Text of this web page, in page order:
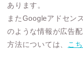
あります。
またGoogleアドセン
のような情報が広告
方法については、
こ